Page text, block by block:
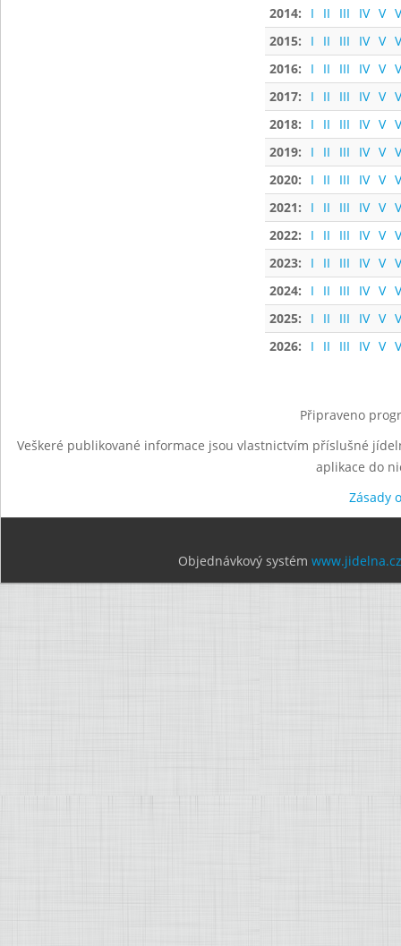
2014:
I II III IV V
2015:
I II III IV V
2016:
I II III IV V
2017:
I II III IV V
2018:
I II III IV V
2019:
I II III IV V
2020:
I II III IV V
2021:
I II III IV V
2022:
I II III IV V
2023:
I II III IV V
2024:
I II III IV V
2025:
I II III IV V
2026:
I II III IV V
Připraveno
Veškeré publikované informace jsou vlastnictvím příslušné
aplikace do
Zásady
Objednávkový systém www.jidelna.cz